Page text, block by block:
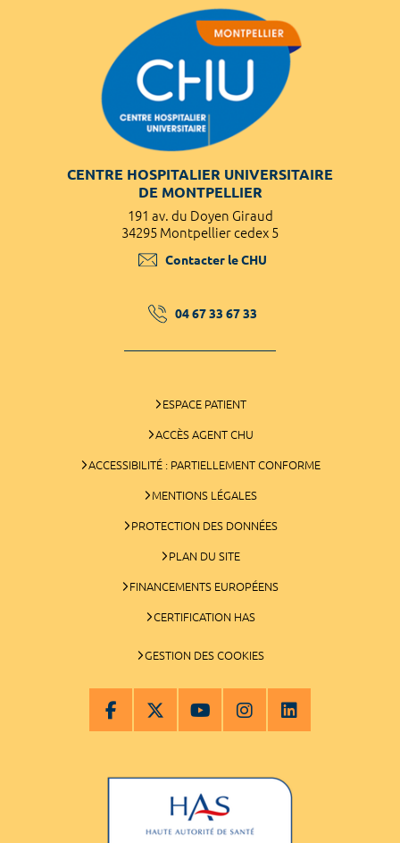
CENTRE HOSPITALIER UNIVERSITAIRE
DE MONTPELLIER
191 av. du Doyen Giraud
34295 Montpellier cedex 5
Contacter le CHU
04 67 33 67 33
ESPACE PATIENT
ACCÈS AGENT CHU
ACCESSIBILITÉ : PARTIELLEMENT CONFORME
MENTIONS LÉGALES
PROTECTION DES DONNÉES
PLAN DU SITE
FINANCEMENTS EUROPÉENS
CERTIFICATION HAS
GESTION DES COOKIES